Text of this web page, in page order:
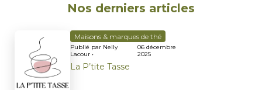
Nos derniers articles
Maisons & marques de thé
Publié par Nelly
Lacour •
06 décembre
2025
La P’tite Tasse